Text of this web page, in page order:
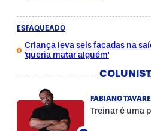
ESFAQUEADO
Criança leva seis facadas na
'queria matar alguém'
FABIANO
Treinar é uma